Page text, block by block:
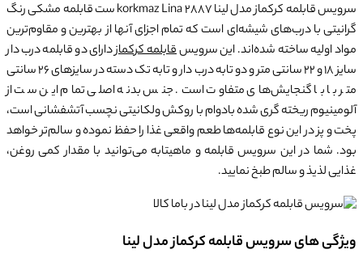
سرویس قابلمه کرکماز مدل لینا korkmaz Lina 2887 ست قابلمه مشکی رنگ
گرانیتی با درب‌های شیشه‌ای است که تمام اجزای آنها از بهترین و مقاوم‌ترین
مواد اولیه ساخته شده‌اند. این سرویسقابلمه کرکمازدارای دو قابلمه درب دار
سایز 18 و 22 سانتی متر و دو تابه درب دار و تابه تک دسته در سایزهای 26 سانتی
متر با با گنجایش‌های متفاوت است. جنس بدنه اصلی تمام این ست از
آلومینیوم ریخته گری شده بادوام با روکش ولکانیتی نچسب آتشفشانی است،
پخت و پز در این نوع قابلمه‌ها طعم واقعی غذا را حفظ نموده و سالم‌تر خواهد
بود. شما در این سرویس قابلمه و ماهیتابه می‌توانید با مقدار کمی روغن،
غذایی لذیذ و سالم طبخ نمایید.
ویژگی های سرویس قابلمه کرکماز مدل لینا